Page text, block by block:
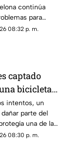
continúa
para
por la zona,
08:32 p. m.
captado
bicicleta
a cochera
Rancho
intentos, un
parte del
una de las
cochera
08:30 p. m.